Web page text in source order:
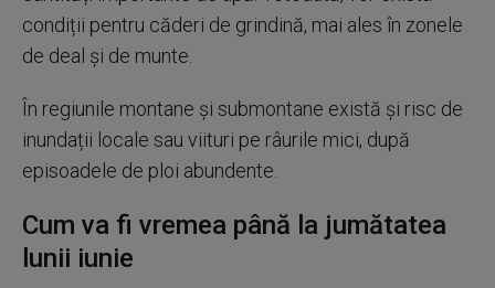
condiții pentru căderi de grindină, mai ales în zonele
de deal și de munte.
În regiunile montane și submontane există și risc de
inundații locale sau viituri pe râurile mici, după
episoadele de ploi abundente.
Cum va fi vremea până la jumătatea
lunii iunie